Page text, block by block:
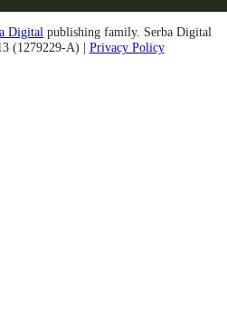
Digital publishing family. Serba Digital
(1279229-A) | Privacy Policy